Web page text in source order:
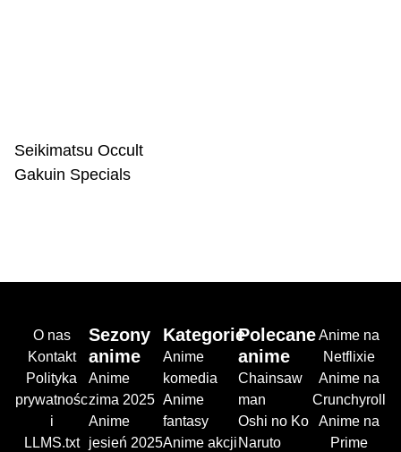
Seikimatsu Occult
Gakuin Specials
O nas
Kontakt
Polityka
prywatnośc
i
LLMS.txt
Sezony
anime
Anime
zima 2025
Anime
jesień 2025
Kategorie
Anime
komedia
Anime
fantasy
Anime akcji
Polecane
anime
Chainsaw
man
Oshi no Ko
Naruto
Anime na
Netflixie
Anime na
Crunchyroll
Anime na
Prime